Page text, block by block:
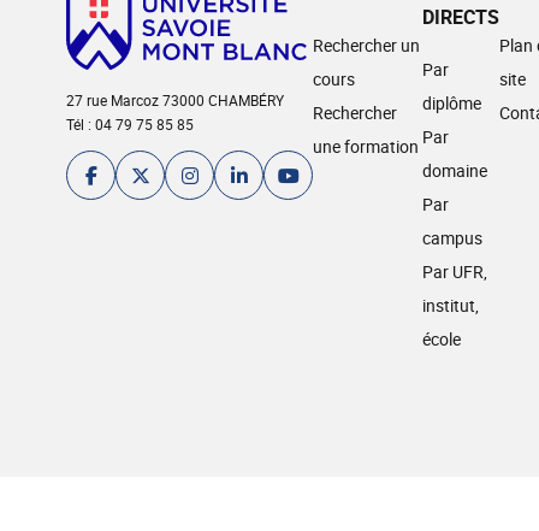
27 rue Marcoz 73000 CHAMBÉRY
Tél : 04 79 75 85 85
Rechercher un
cours
Rechercher
une formation
DIRECTS
Par
diplôme
Par
domaine
Par
campus
Par UFR,
institut,
école
Plan
site